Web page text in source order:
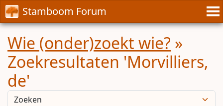
Stamboom Forum
Wie (onder)zoekt wie? »
Zoekresultaten 'Morvilliers,
de'